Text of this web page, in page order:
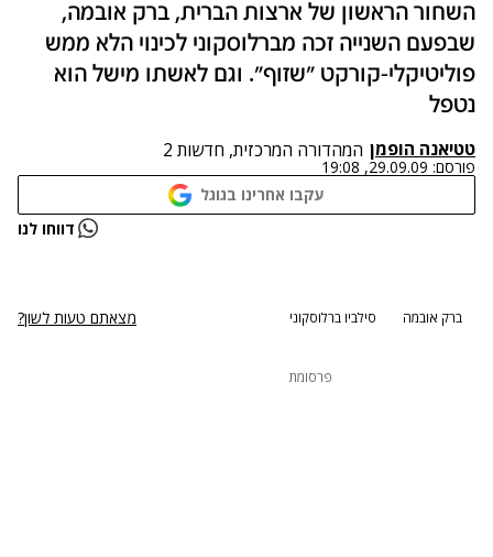
השחור הראשון של ארצות הברית, ברק אובמה,
שבפעם השנייה זכה מברלוסקוני לכינוי הלא ממש
פוליטיקלי-קורקט "שזוף". וגם לאשתו מישל הוא
נטפל
טטיאנה הופמן המהדורה המרכזית, חדשות 2
פורסם: 29.09.09, 19:08
עקבו אחרינו בגוגל
נתקלנו בבעיה דווחו לנו
ברק אובמה סילביו ברלוסקוני מצאתם טעות לשון?
פרסומת